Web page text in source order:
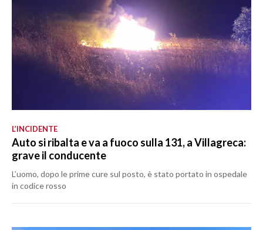
L’INCIDENTE
Auto si ribalta e va a fuoco sulla 131, a Villagreca:
grave il conducente
L’uomo, dopo le prime cure sul posto, è stato portato in ospedale
in codice rosso